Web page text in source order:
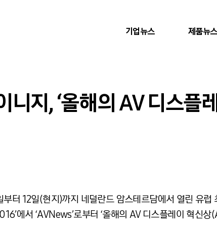
기업뉴스 제품뉴스
지, ‘올해의 AV 디스플
터 12일(현지)까지 네덜란드 암스테르담에서 열린 유럽
에서 ‘AVNews’로부터 ‘올해의 AV 디스플레이 혁신